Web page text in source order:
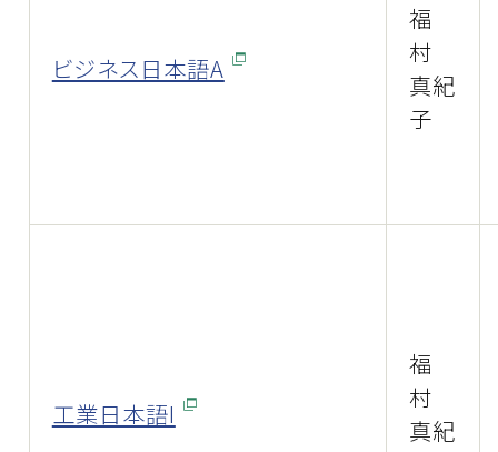
ビジネス日本語A
福
村
真紀
子
工業日本語I
福
村
真紀